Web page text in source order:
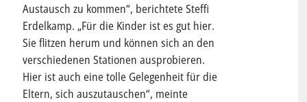
Austausch zu kommen“, berichtete Steffi
Erdelkamp. „Für die Kinder ist es gut hier.
Sie flitzen herum und können sich an den
verschiedenen Stationen ausprobieren.
Hier ist auch eine tolle Gelegenheit für die
Eltern, sich auszutauschen“, meinte